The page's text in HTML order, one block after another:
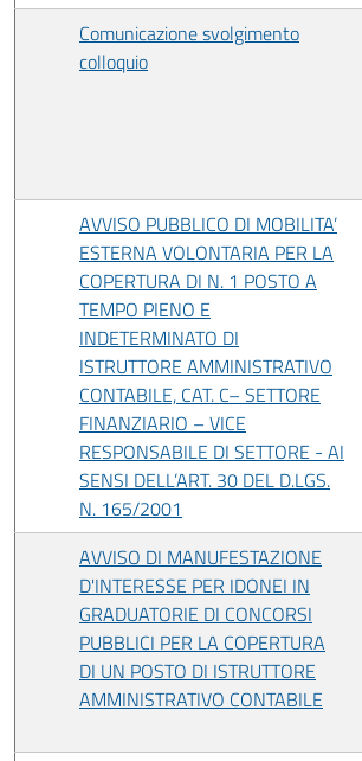
Comunicazione svolgimento
colloquio
AVVISO PUBBLICO DI MOBILITA’
ESTERNA VOLONTARIA PER LA
COPERTURA DI N. 1 POSTO A
TEMPO PIENO E
INDETERMINATO DI
ISTRUTTORE AMMINISTRATIVO
CONTABILE, CAT. C– SETTORE
FINANZIARIO – VICE
RESPONSABILE DI SETTORE - AI
SENSI DELL’ART. 30 DEL D.LGS.
N. 165/2001
AVVISO DI MANUFESTAZIONE
D'INTERESSE PER IDONEI IN
GRADUATORIE DI CONCORSI
PUBBLICI PER LA COPERTURA
DI UN POSTO DI ISTRUTTORE
AMMINISTRATIVO CONTABILE